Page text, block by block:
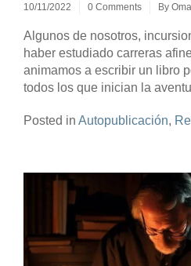
10/11/2022 0 Comments By
Algunos de nosotros,
haber estudiado carreras
animamos a escribir un libro
todos los que inician la
Posted in Autopublicación,